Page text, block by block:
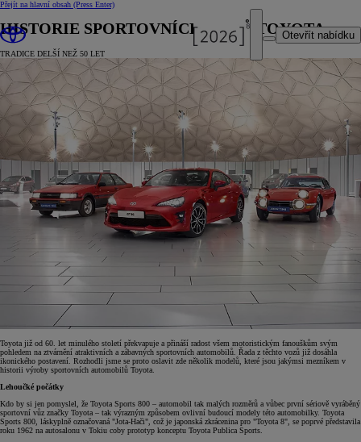
Přejít na hlavní obsah (Press Enter)
Otevřít nabídku
HISTORIE SPORTOVNÍCH VOZŮ TOYOTA
TRADICE DELŠÍ NEŽ 50 LET
Toyota již od 60. let minulého století překvapuje a přináší radost všem motoristickým fanouškům svým
pohledem na ztvárnění atraktivních a zábavných sportovních automobilů. Řada z těchto vozů již dosáhla
ikonického postavení. Rozhodli jsme se proto oslavit zde několik modelů, které jsou jakýmsi mezníkem v
historii výroby sportovních automobilů Toyota.
Lehoučké počátky
Kdo by si jen pomyslel, že Toyota Sports 800 – automobil tak malých rozměrů a vůbec první sériově vyráběný
sportovní vůz značky Toyota – tak výrazným způsobem ovlivní budoucí modely této automobilky. Toyota
Sports 800, láskyplně označovaná "Jota-Hači", což je japonská zkrácenina pro "Toyota 8", se poprvé představila
roku 1962 na autosalonu v Tokiu coby prototyp konceptu Toyota Publica Sports.